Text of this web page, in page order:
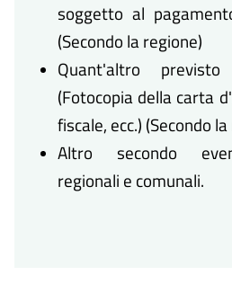
soggetto al
(Secondo la regione)
Quant'altro
(Fotocopia della carta
fiscale, ecc.) (Secondo
Altro secondo
regionali e comunali.